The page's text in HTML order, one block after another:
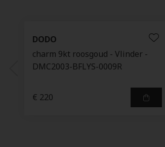
DODO
charm 9kt roosgoud - Vlinder -
DMC2003-BFLYS-0009R
€ 220